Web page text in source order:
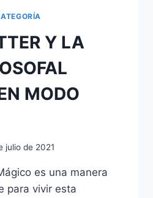
Y LA
MODO
julio de 2021
es una manera
para vivir esta